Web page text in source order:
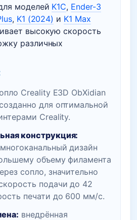
моделей K1C, Ender-3
, K1 (2024) и K1 Max
высокую скорость
различных
Creality E3D ObXidian
для оптимальной
Creality.
конструкция:
дизайн
объему филамента
сопло, значительно
подачи до 42
печати до 600 мм/с.
внедрённая